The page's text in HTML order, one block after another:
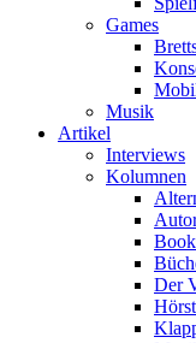
Games
Musik
Artikel
Interviews
Kolumnen
Der